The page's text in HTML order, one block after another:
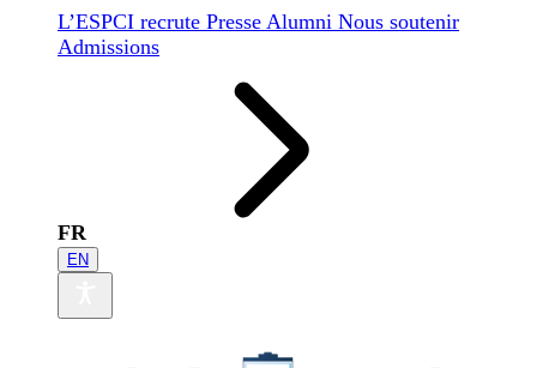
L’ESPCI recrute Presse Alumni Nous soutenir
Admissions
FR
EN